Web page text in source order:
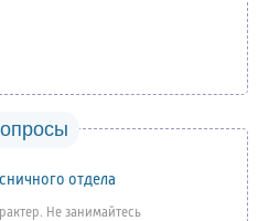
отдела
Не занимайтесь